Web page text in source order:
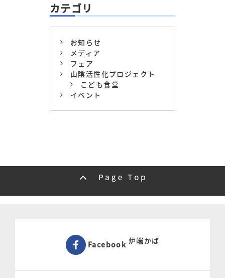
カテゴリ
お知らせ
メディア
フェア
山陰活性化プロジェクト
こども食堂
イベント
Facebook 炉端かば